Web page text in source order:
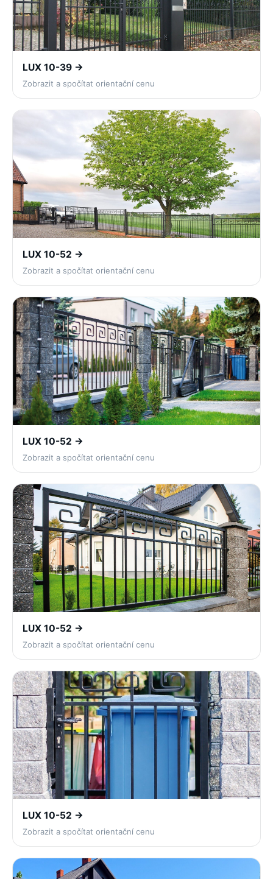
LUX 10-39 →
Zobrazit a spočítat orientační cenu
LUX 10-52 →
Zobrazit a spočítat orientační cenu
LUX 10-52 →
Zobrazit a spočítat orientační cenu
LUX 10-52 →
Zobrazit a spočítat orientační cenu
LUX 10-52 →
Zobrazit a spočítat orientační cenu